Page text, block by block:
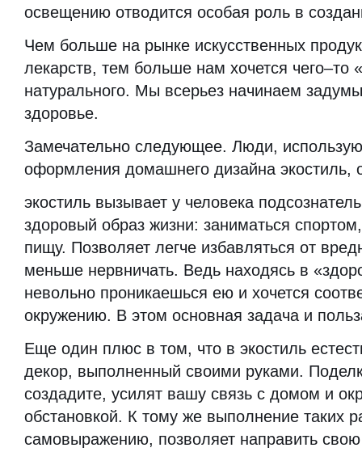
освещению отводится особая роль в
Чем больше на рынке искусственных
лекарств, тем больше нам хочется чего–то
натурального. Мы всерьез начинаем
здоровье.
Замечательно следующее. Люди,
оформления домашнего дизайна экостиль,
экостиль вызывает у человека
здоровый образ жизни: заниматься
пищу. Позволяет легче избавляться от
меньше нервничать. Ведь находясь в
невольно проникаешься ею и хочется
окружению. В этом основная задача и
Еще один плюс в том, что в экостиль
декор, выполненный своими руками.
создадите, усилят вашу связь с домом и
обстановкой. К тому же выполнение таких
самовыражению, позволяет направить